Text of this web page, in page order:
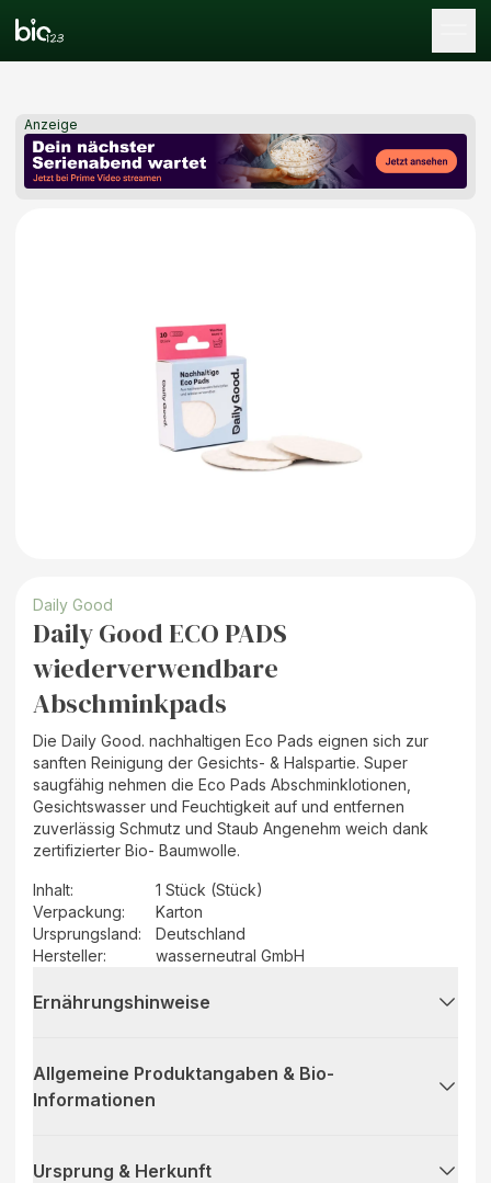
Anzeige
Daily Good
Daily Good ECO PADS
wiederverwendbare
Abschminkpads
Die Daily Good. nachhaltigen Eco Pads eignen sich zur
sanften Reinigung der Gesichts- & Halspartie. Super
saugfähig nehmen die Eco Pads Abschminklotionen,
Gesichtswasser und Feuchtigkeit auf und entfernen
zuverlässig Schmutz und Staub Angenehm weich dank
zertifizierter Bio- Baumwolle.
Inhalt:
1 Stück (Stück)
Verpackung:
Karton
Ursprungsland:
Deutschland
Hersteller: wasserneutral GmbH
Ernährungshinweise
Allgemeine Produktangaben & Bio-
Informationen
Ursprung & Herkunft